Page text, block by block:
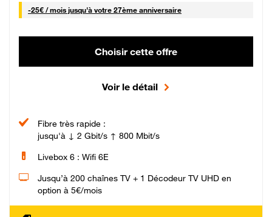
-25€ / mois25 € par mois
jusqu'à votre 27ème anniversaire
Choisir cette offre
Voir le détail
Fibre très rapide :
jusqu'à ↓ 2 Gbit/s ↑ 800 Mbit/s
Livebox 6 : Wifi 6E
Jusqu’à 200 chaînes TV + 1 Décodeur TV UHD en
option à 5€/mois